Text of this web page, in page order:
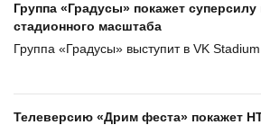
Группа «Градусы» покажет суперсилу
стадионного масштаба
Группа «Градусы» выступит в VK
Телеверсию «Дрим феста» покажет